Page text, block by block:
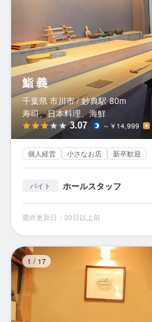
鮨 義
千葉県 市川市 / 妙典駅 80m
寿司、日本料理、海鮮
3.07 ～￥14,999
個人経営 小さなお店 新卒歓迎
バイト ホールスタッフ
最終更新日：30日以上前
1 / 17